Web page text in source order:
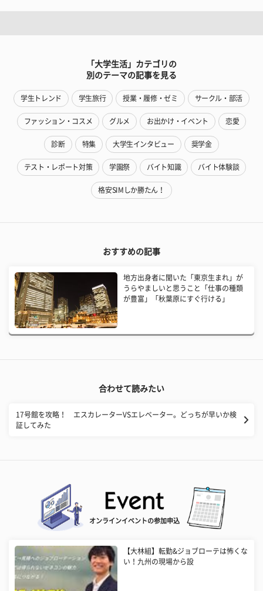
「大学生活」カテゴリの
別のテーマの記事を見る
学生トレンド 学生旅行 授業・履修・ゼミ サークル・部活
ファッション・コスメ グルメ お出かけ・イベント 恋愛
診断 特集 大学生インタビュー 奨学金
テスト・レポート対策 学園祭 バイト知識 バイト体験談
格安SIMしか勝たん！
おすすめの記事
地方出身者に聞いた「東京生まれ」が
うらやましいと思うこと「仕事の種類
が豊富」「秋葉原にすぐ行ける」
合わせて読みたい
17号館を攻略！ エスカレーターVSエレベーター。どっちが早いか検
証してみた
オンラインイベントの参加申込
【大林組】転勤&ジョブローテは怖くな
い！九州の現場から設